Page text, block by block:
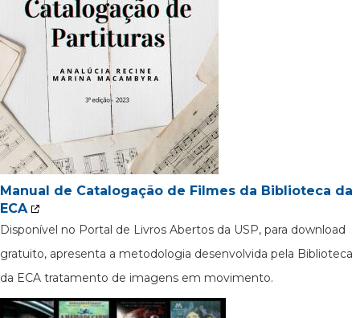
Manual de Catalogação de Filmes da Biblioteca da
ECA
Disponível no Portal de Livros Abertos da USP, para download
gratuito, apresenta a metodologia desenvolvida pela Biblioteca
da ECA tratamento de imagens em movimento.